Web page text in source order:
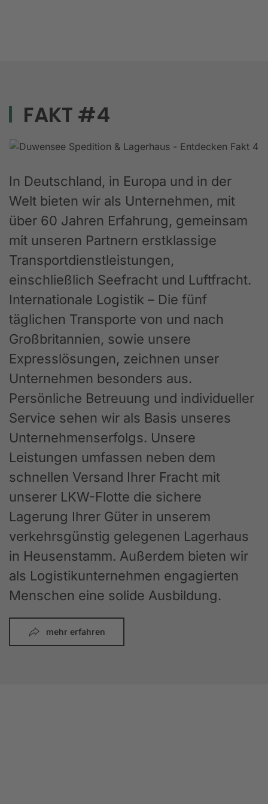
FAKT #4
In Deutschland, in Europa und in der
Welt bieten wir als Unternehmen, mit
über 60 Jahren Erfahrung, gemeinsam
mit unseren Partnern erstklassige
Transportdienstleistungen,
einschließlich Seefracht und Luftfracht.
Internationale Logistik – Die fünf
täglichen Transporte von und nach
Großbritannien, sowie unsere
Expresslösungen, zeichnen unser
Unternehmen besonders aus.
Persönliche Betreuung und individueller
Service sehen wir als Basis unseres
Unternehmenserfolgs. Unsere
Leistungen umfassen neben dem
schnellen Versand Ihrer Fracht mit
unserer LKW-Flotte die sichere
Lagerung Ihrer Güter in unserem
verkehrsgünstig gelegenen Lagerhaus
in Heusenstamm. Außerdem bieten wir
als Logistikunternehmen engagierten
Menschen eine solide Ausbildung.
mehr erfahren